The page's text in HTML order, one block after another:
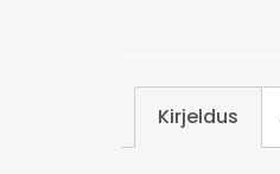
Kirjeldus